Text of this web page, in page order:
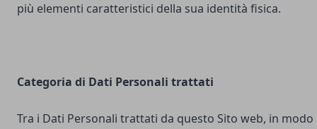
più elementi caratteristici della sua identità fisica.
Categoria di Dati Personali trattati
Tra i Dati Personali trattati da questo Sito web, in modo